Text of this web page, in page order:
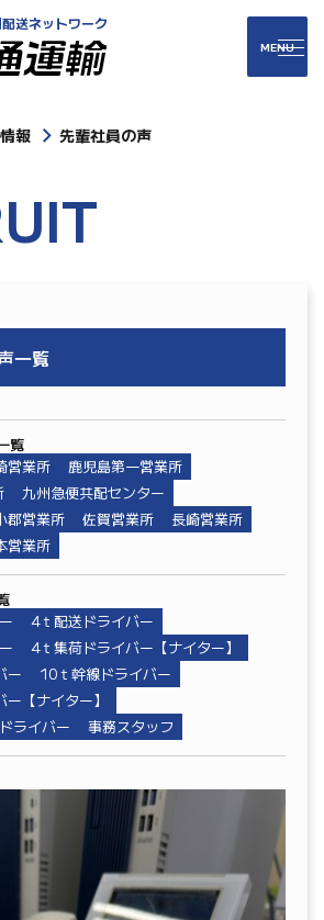
送ネットワーク
報 先輩社員の声
UIT
一覧
覧
営業所
鹿児島第一営業所
九州急便共配センター
郡営業所 佐賀営業所
長崎営業所
営業所
4ｔ配送ドライバー
4ｔ集荷ドライバー【ナイター】
ー
10ｔ幹線ドライバー
【ナイター】
ライバー
事務スタッフ